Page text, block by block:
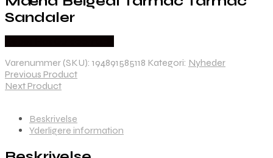
Sandaler
Varenummer (SKU): 194891585118 Kategori: Nyheder
Previous Product
Next Product
Beskrivelse
Yderligere information